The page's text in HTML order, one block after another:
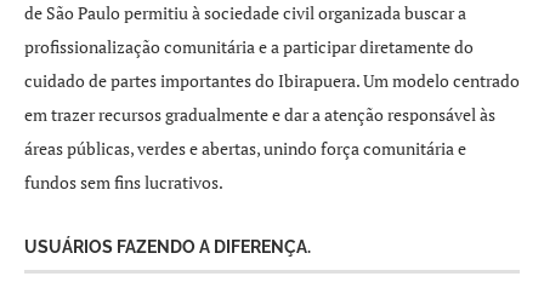
de São Paulo permitiu à sociedade civil organizada buscar a
profissionalização comunitária e a participar diretamente do
cuidado de partes importantes do Ibirapuera. Um modelo centrado
em trazer recursos gradualmente e dar a atenção responsável às
áreas públicas, verdes e abertas, unindo força comunitária e
fundos sem fins lucrativos.
USUÁRIOS FAZENDO A DIFERENÇA.